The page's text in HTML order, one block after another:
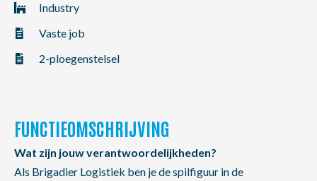
Industry
Vaste job
2-ploegenstelsel
FUNCTIEOMSCHRIJVING
Wat zijn jouw verantwoordelijkheden?
Als Brigadier Logistiek ben je de spilfiguur in de